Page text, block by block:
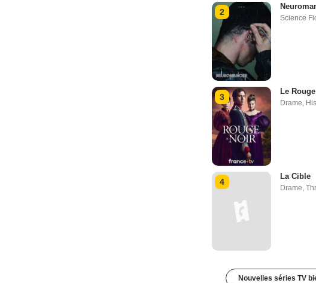
2
Science
3
Le
Drame
4
La Cible
Drame
Nouvelles séries TV